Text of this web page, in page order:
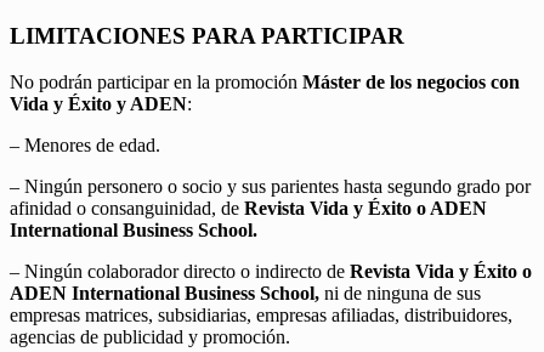
LIMITACIONES PARA PARTICIPAR
No podrán participar en la promoción Máster de los negocios con
Vida y Éxito y ADEN:
– Menores de edad.
– Ningún personero o socio y sus parientes hasta segundo grado por
afinidad o consanguinidad, de Revista Vida y Éxito o ADEN
International Business School.
– Ningún colaborador directo o indirecto de Revista Vida y Éxito o
ADEN International Business School, ni de ninguna de sus
empresas matrices, subsidiarias, empresas afiliadas, distribuidores,
agencias de publicidad y promoción.